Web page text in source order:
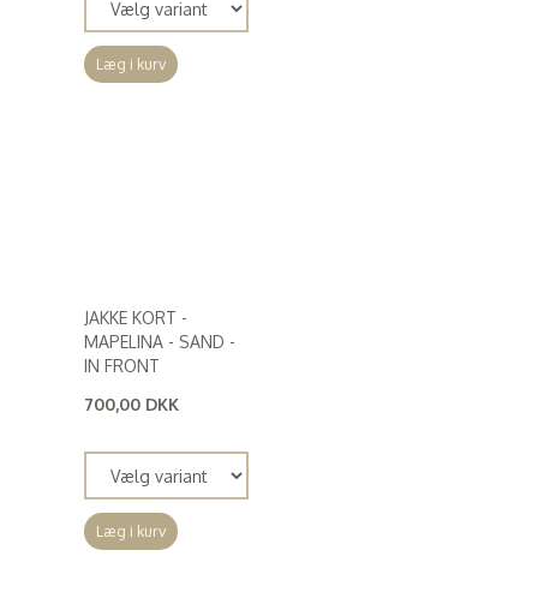
Læg i kurv
JAKKE KORT -
MAPELINA - SAND -
IN FRONT
700,00 DKK
Læg i kurv